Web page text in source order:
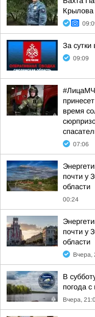
Крылова
За сутки
09:09
время
07:06
почти у
области
00:24
почти у
области
Вчера,
В
погода
Вчера,